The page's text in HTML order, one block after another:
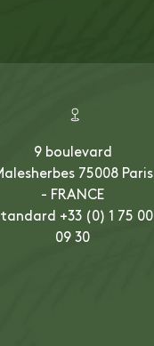
9 boulevard
75008 Paris
- FRANCE
+33 (0) 1 75 00
09 30